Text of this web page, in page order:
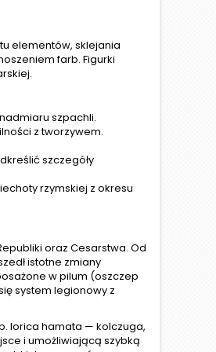
elementów, sklejania
farb. Figurki
szpachli.
z tworzywem.
szczegóły
rzymskiej z okresu
oraz Cesarstwa. Od
istotne zmiany
w pilum (oszczep
system legionowy z
lorica hamata — kolczuga,
i umożliwiającą szybką